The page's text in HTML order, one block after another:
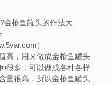
）
高，用来做成金枪鱼罐头
很多，可以做成各种各样
量很高，所以金枪鱼罐头